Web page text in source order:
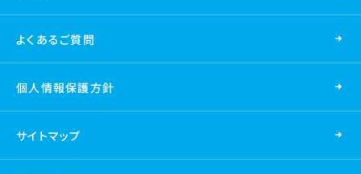
よくあるご質問
個人情報保護方針
サイトマップ